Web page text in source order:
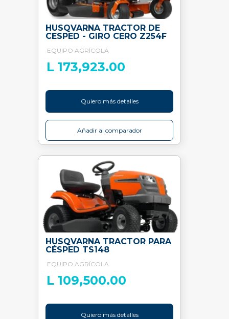
HUSQVARNA TRACTOR DE
CESPED - GIRO CERO Z254F
EQUIPO AGRÍCOLA
L 173,923.00
Quiero más detalles
Añadir al comparador
HUSQVARNA TRACTOR PARA
CÉSPED TS148
EQUIPO AGRÍCOLA
L 109,500.00
Quiero más detalles